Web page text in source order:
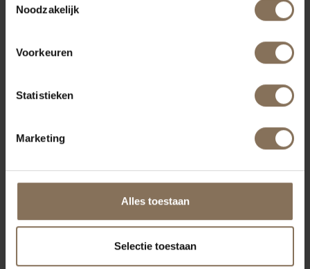
Noodzakelijk
Voorkeuren
Statistieken
Marketing
Alles toestaan
Selectie toestaan
Galvanitas Compass
Galvanitas
Gaasbeek & Van Tiel
J.L. Møllers Møbelfabrik
Knoll
Leolux
M
Moroso